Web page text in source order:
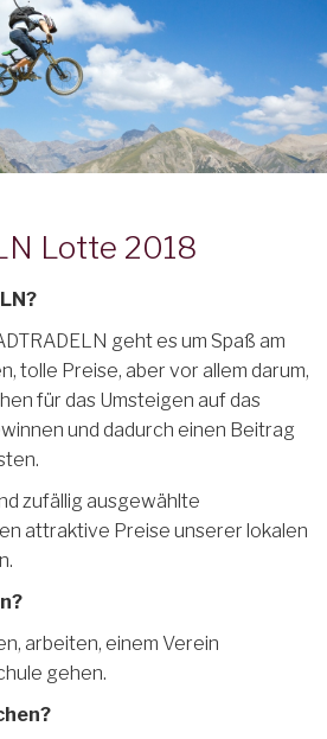
Lotte 2018
geht es um Spaß am
tolle Preise, aber vor allem darum,
für das Umsteigen auf das
und dadurch einen Beitrag
zufällig ausgewählte
attraktive Preise unserer lokalen
arbeiten, einem Verein
gehen.